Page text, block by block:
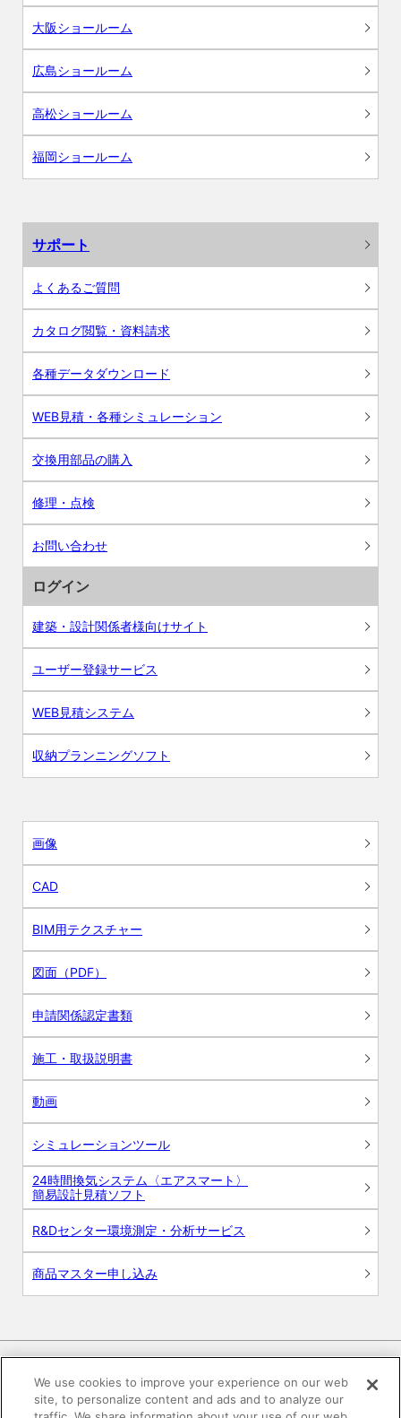
大阪ショールーム
広島ショールーム
高松ショールーム
福岡ショールーム
サポート
よくあるご質問
カタログ閲覧・資料請求
各種データダウンロード
WEB見積・各種シミュレーション
交換用部品の購入
修理・点検
お問い合わせ
ログイン
建築・設計関係者様向けサイト
ユーザー登録サービス
WEB見積システム
収納プランニングソフト
画像
CAD
BIM用テクスチャー
図面（PDF）
申請関係認定書類
施工・取扱説明書
動画
シミュレーションツール
24時間換気システム〈エアスマート〉
簡易設計見積ソフト
R&Dセンター環境測定・分析サービス
商品マスター申し込み
電子公告 このWEBサイトについて
We use cookies to improve your experience on our web
site, to personalize content and ads and to analyze our